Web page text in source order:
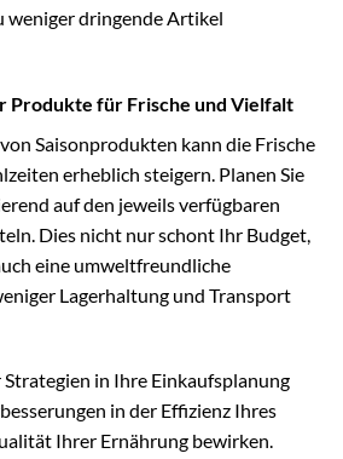
weniger dringende Artikel
Produkte für Frische und Vielfalt
Saisonprodukten kann die Frische
erheblich steigern. Planen Sie
auf den jeweils verfügbaren
Dies nicht nur schont Ihr Budget,
eine umweltfreundliche
Lagerhaltung und Transport
in Ihre Einkaufsplanung
in der Effizienz Ihres
Ihrer Ernährung bewirken.